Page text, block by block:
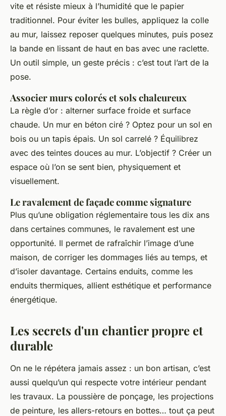
vite et résiste mieux à l’humidité que le papier
traditionnel. Pour éviter les bulles, appliquez la colle
au mur, laissez reposer quelques minutes, puis posez
la bande en lissant de haut en bas avec une raclette.
Un outil simple, un geste précis : c’est tout l’art de la
pose.
Associer murs colorés et sols chaleureux
La règle d’or : alterner surface froide et surface
chaude. Un mur en béton ciré ? Optez pour un sol en
bois ou un tapis épais. Un sol carrelé ? Équilibrez
avec des teintes douces au mur. L’objectif ? Créer un
espace où l’on se sent bien, physiquement et
visuellement.
Le ravalement de façade comme signature
Plus qu’une obligation réglementaire tous les dix ans
dans certaines communes, le ravalement est une
opportunité. Il permet de rafraîchir l’image d’une
maison, de corriger les dommages liés au temps, et
d’isoler davantage. Certains enduits, comme les
enduits thermiques, allient esthétique et performance
énergétique.
Les secrets d'un chantier propre et
durable
On ne le répétera jamais assez : un bon artisan, c’est
aussi quelqu’un qui respecte votre intérieur pendant
les travaux. La poussière de ponçage, les projections
de peinture, les allers-retours en bottes… tout ça peut